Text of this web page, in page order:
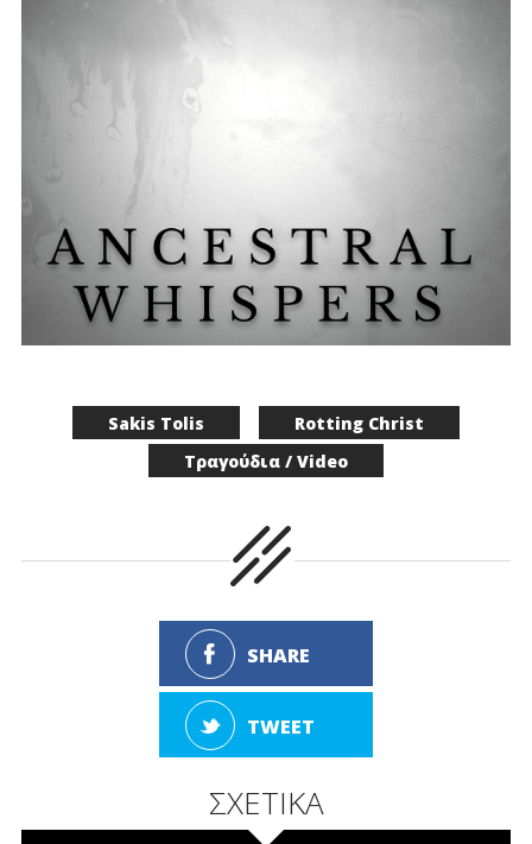
Sakis Tolis
Rotting Christ
Τραγούδια / Video
SHARE
TWEET
ΣΧΕΤΙΚΑ